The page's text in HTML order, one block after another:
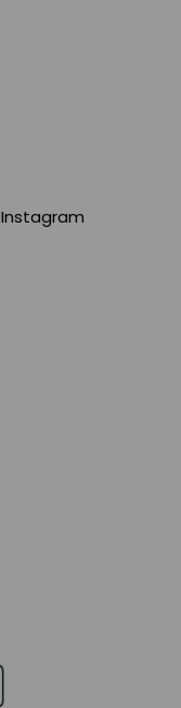
Instagram